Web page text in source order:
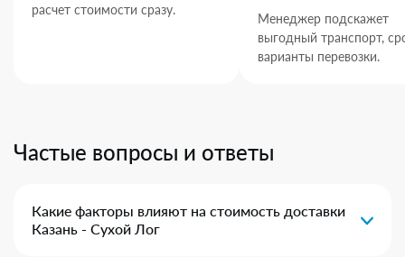
расчет стоимости сразу.
Менеджер подскажет
выгодный транспорт,
варианты перевозки.
Частые вопросы и ответы
Какие факторы влияют на стоимость доставки
Казань - Сухой Лог